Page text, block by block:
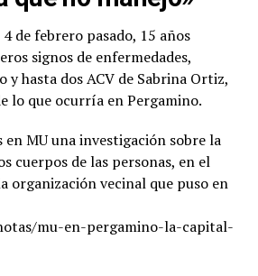
de febrero pasado, 15 años
signos de enfermedades,
y hasta dos ACV de Sabrina Ortiz,
lo que ocurría en Pergamino.
MU una investigación sobre la
cuerpos de las personas, en el
organización vecinal que puso en
mu-en-pergamino-la-capital-